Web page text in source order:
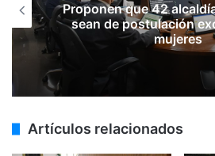
Proponen que 42
sean de postulación
mujeres
Artículos relacionados